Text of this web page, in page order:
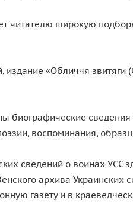
читателю широкую
«Обличчя звитяги
биографические
воспоминания,
сведений о воинах УСС
архива
газету и в